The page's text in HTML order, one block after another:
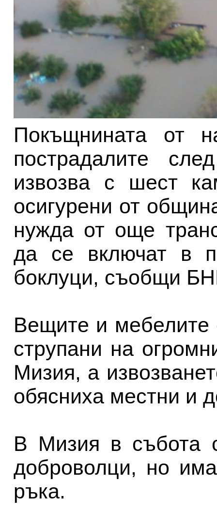
Покъщнината от
пострадалите
извозва с шест
осигурени от
нужда от още
да се включат в
боклуци, съобщи
Вещите и мебелите
струпани на
Мизия, а
обясниха местни и
В Мизия в събота
доброволци, но
ръка.